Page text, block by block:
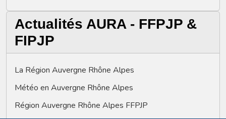
Actualités AURA - FFPJP &
FIPJP
La Région Auvergne Rhône Alpes
Météo en Auvergne Rhône Alpes
Région Auvergne Rhône Alpes FFPJP